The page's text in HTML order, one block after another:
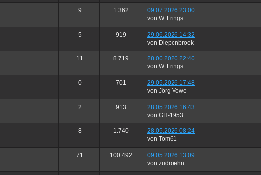
9 1.362
09.07.2026 23:00
von W. Frings
5 919
29.06.2026 14:32
von Diepenbroek
11 8.719
28.06.2026 22:46
von W. Frings
0 701
29.05.2026 17:48
von Jörg Vowe
2 913
28.05.2026 16:43
von GH-1953
8 1.740
28.05.2026 08:24
von Tom61
71 100.492
09.05.2026 13:09
von zudroehn